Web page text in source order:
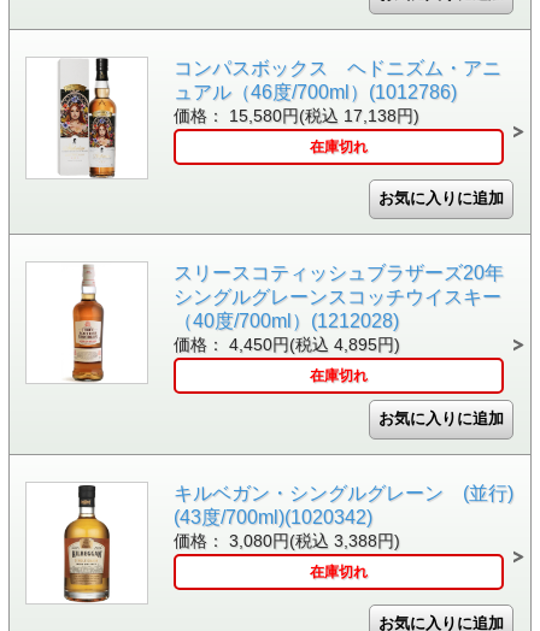
コンパスボックス ヘドニズム・アニ
ュアル（46度/700ml）(1012786)
価格： 15,580円(税込 17,138円)
在庫切れ
スリースコティッシュブラザーズ20年
シングルグレーンスコッチウイスキー
（40度/700ml）(1212028)
価格： 4,450円(税込 4,895円)
在庫切れ
キルベガン・シングルグレーン (並行)
(43度/700ml)(1020342)
価格： 3,080円(税込 3,388円)
在庫切れ